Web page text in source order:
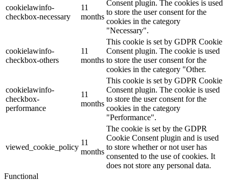
cookielawinfo-
checkbox-necessary
11
months
Consent plugin. The cookies is used
to store the user consent for the
cookies in the category
"Necessary".
cookielawinfo-
checkbox-others
11
months
This cookie is set by GDPR Cookie
Consent plugin. The cookie is used
to store the user consent for the
cookies in the category "Other.
cookielawinfo-
checkbox-
performance
11
months
This cookie is set by GDPR Cookie
Consent plugin. The cookie is used
to store the user consent for the
cookies in the category
"Performance".
viewed_cookie_policy
11
months
The cookie is set by the GDPR
Cookie Consent plugin and is used
to store whether or not user has
consented to the use of cookies. It
does not store any personal data.
Functional